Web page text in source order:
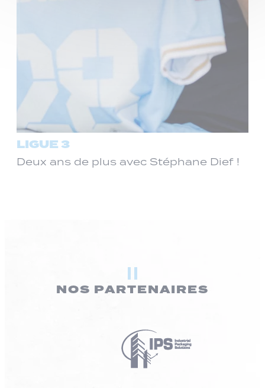
LIGUE 3
Deux ans de plus avec Stéphane Dief !
NOS PARTENAIRES